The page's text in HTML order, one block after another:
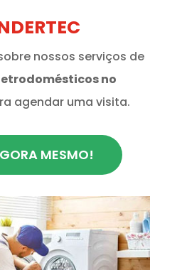
nossos serviços de
no
agendar uma visita.
MESMO!